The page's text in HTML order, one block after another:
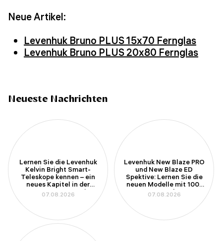
Neue Artikel:
Levenhuk Bruno PLUS 15x70 Fernglas
Levenhuk Bruno PLUS 20x80 Fernglas
Neueste Nachrichten
Lernen Sie die Levenhuk
Kelvin Bright Smart-
Teleskope kennen – ein
neues Kapitel in der
Amateurastronomie
07.08.2026
Levenhuk New Blaze PRO
und New Blaze ED
Spektive: Lernen Sie die
neuen Modelle mit 100-
mm-Apertur kennen
07.08.2026